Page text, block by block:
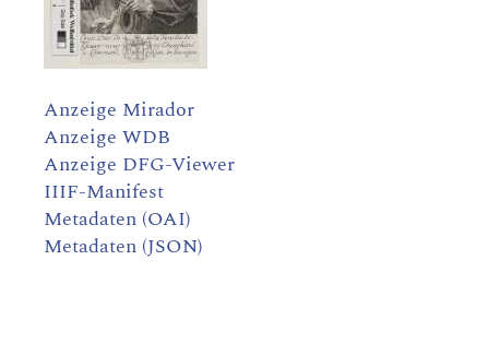
Anzeige Mirador
Anzeige WDB
Anzeige DFG-Viewer
IIIF-Manifest
Metadaten (OAI)
Metadaten (JSON)